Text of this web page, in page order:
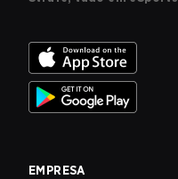
EMPRESA